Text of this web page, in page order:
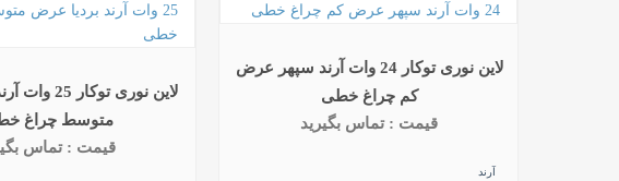
لاین نوری توکار 24 وات آرند سپهر عرض
کم چراغ خطی
قیمت : تماس بگیرید
آرند
لاین نوری
متوسط چراغ
قیمت : تماس